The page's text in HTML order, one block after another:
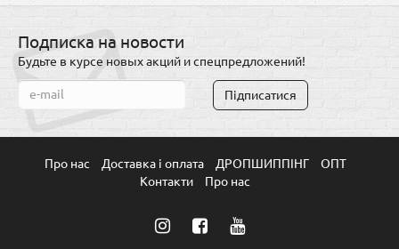
Подписка на новости
Будьте в курсе новых акций и спецпредложений!
Підписатися
Про нас Доставка і оплата ДРОПШИППІНГ
ОПТ
Контакти
Про нас